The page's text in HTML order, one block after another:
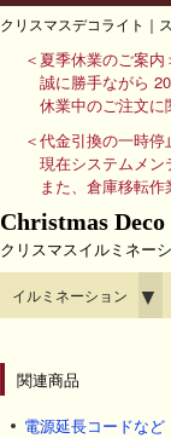
クリスマスデコライト｜
＜夏季休業のご案内
誠に勝手ながら
休業中のご注文に
＜代金引換の一時
現在システムメン
また、倉庫移転
Christmas
クリスマスイルミネー
イルミネーション ▼
関連商品
電源延長コードなど